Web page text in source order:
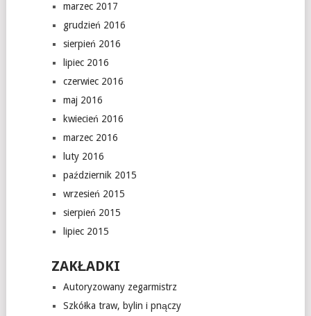
marzec 2017
grudzień 2016
sierpień 2016
lipiec 2016
czerwiec 2016
maj 2016
kwiecień 2016
marzec 2016
luty 2016
październik 2015
wrzesień 2015
sierpień 2015
lipiec 2015
ZAKŁADKI
Autoryzowany zegarmistrz
Szkółka traw, bylin i pnączy